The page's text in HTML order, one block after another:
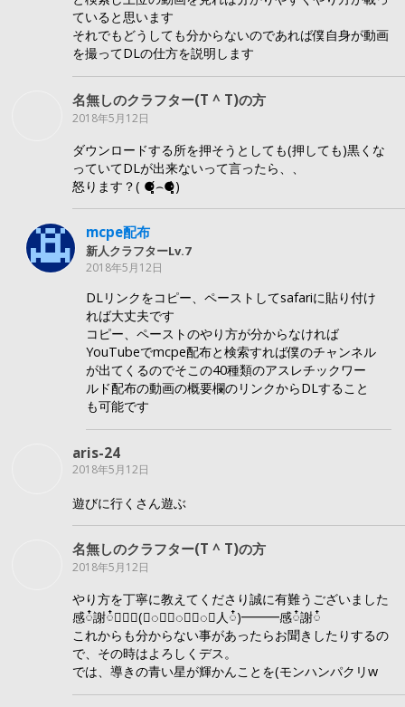
ていると思います
それでもどうしても分からないのであれば僕自身が動画
を撮ってDLの仕方を説明します
名無しのクラフター(T ^ T)の方
2018年5月12日
ダウンロードする所を押そうとしても(押しても)黒くな
っていてDLが出来ないって言ったら、、
怒ります？( ⚈̥̥̥̥̥́⌢⚈̥̥̥̥̥̀)
mcpe配布
新人クラフターLv.7
2018年5月12日
DLリンクをコピー、ペーストしてsafariに貼り付け
れば大丈夫です
コピー、ペーストのやり方が分からなければ
YouTubeでmcpe配布と検索すれば僕のチャンネル
が出てくるのでそこの40種類のアスレチックワー
ルド配布の動画の概要欄のリンクからDLすること
も可能です
aris-24
2018年5月12日
遊びに行くさん遊ぶ
名無しのクラフター(T ^ T)の方
2018年5月12日
やり方を丁寧に教えてくださり誠に有難うございました
感៎謝៎━━━(≧៎∀៎≦៎人៎)━━━感៎謝៎
これからも分からない事があったらお聞きしたりするの
で、その時はよろしくデス。
では、導きの青い星が輝かんことを(モンハンパクリw